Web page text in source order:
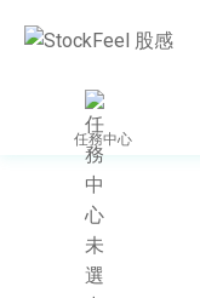
任務中心